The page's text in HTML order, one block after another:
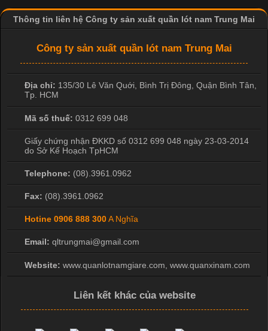
Thông tin liên hệ Công ty sản xuất quần lót nam Trung Mai
Công ty sản xuất quần lót nam Trung Mai
Địa chỉ: 135/30 Lê Văn Quới, Bình Trị Đông, Quận Bình Tân,
Tp. HCM
Mã số thuế: 0312 699 048
Giấy chứng nhận ĐKKD số 0312 699 048 ngày 23-03-2014
do Sở Kế Hoạch TpHCM
Telephone: (08).3961.0962
Fax: (08).3961.0962
Hotine 0906 888 300A Nghĩa
Email: qltrungmai@gmail.com
Website: www.quanlotnamgiare.com, www.quanxinam.com
Liên kết khác của website